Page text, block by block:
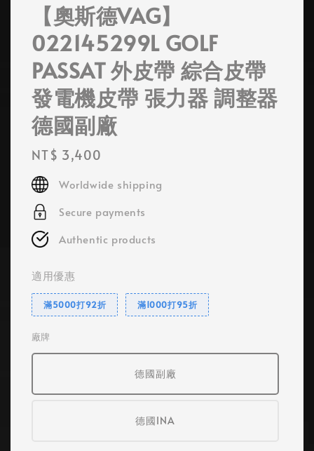
【奧斯德VAG】
022145299L GOLF
PASSAT 外皮帶 綜合皮帶
發電機皮帶 張力器 調整器
德國副廠
Regular
price
NT$ 3,400
Worldwide shipping
Secure payments
Authentic products
適用優惠
滿5000打92折 滿1000打95折
廠牌
德國副廠
德國INA